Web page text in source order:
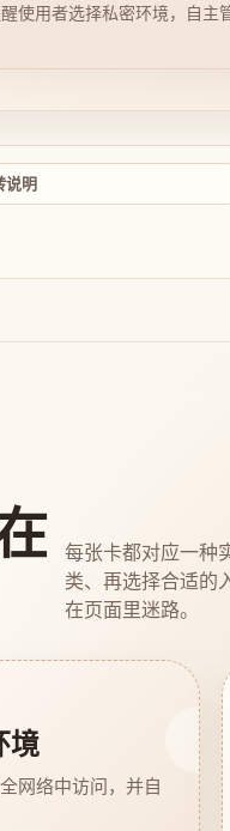
使用者选择私密环境，自主
说明
每张卡都对应一种
类、再选择合适的
在页面里迷路。
境
网络中访问，并自